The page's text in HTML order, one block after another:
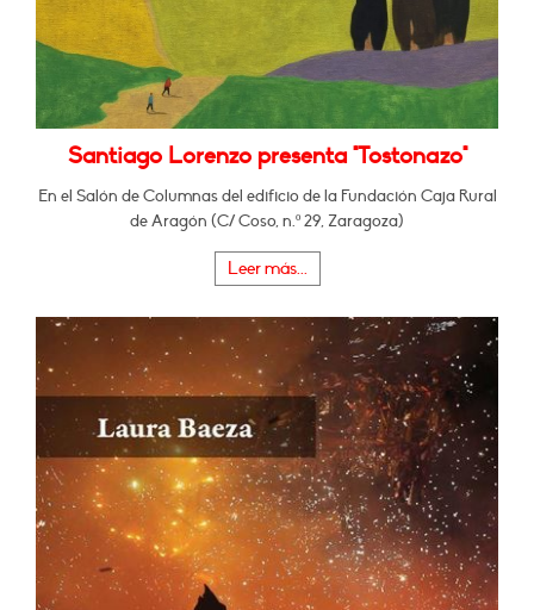
Santiago Lorenzo presenta "Tostonazo"
En el Salón de Columnas del edificio de la Fundación Caja Rural
de Aragón (C/ Coso, n.º 29, Zaragoza)
Leer más...